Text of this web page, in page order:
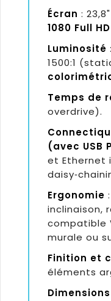
Écran :
1080 Full HD
Luminosité
1500:1
Temps de
overdrive).
(avec USB
et Ethernet
Ergonomie
compatible
murale ou
Finition et
éléments